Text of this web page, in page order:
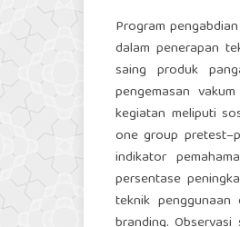
Program
dalam penerapan
saing produk
pengemasan
kegiatan meliputi
one group
indikator
persentase
teknik